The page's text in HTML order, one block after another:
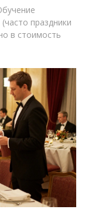
праздники
в стоимость